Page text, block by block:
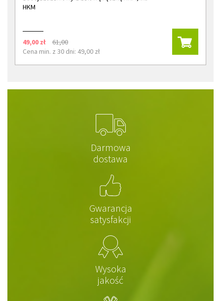
HKM
49,00 zł
61,00
Cena min. z 30 dni: 49,00 zł
Darmowa
dostawa
Gwarancja
satysfakcji
Wysoka
jakość